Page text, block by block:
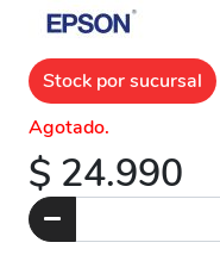
Stock por sucursal
Agotado.
$ 24.990